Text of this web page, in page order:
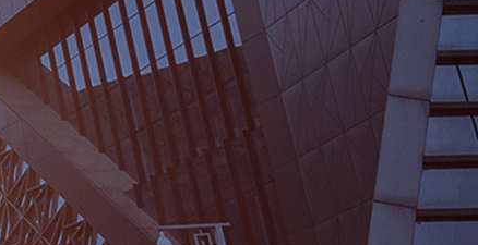
核心价值观标识牌